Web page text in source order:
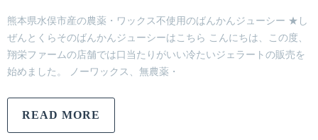
熊本県水俣市産の農薬・ワックス不使用のばんかんジューシー ★し
ぜんとくらそのばんかんジューシーはこちら こんにちは、この度、
翔栄ファームの店舗では口当たりがいい冷たいジェラートの販売を
始めました。 ノーワックス、無農薬・
READ MORE